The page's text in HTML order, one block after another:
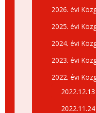
2026. évi
2025. évi
2024. évi
2023. évi
2022. évi
2022.12.13
2022.11.24